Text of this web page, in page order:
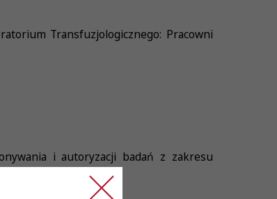
Transfuzjologicznego: Pracowni
i autoryzacji badań z zakresu